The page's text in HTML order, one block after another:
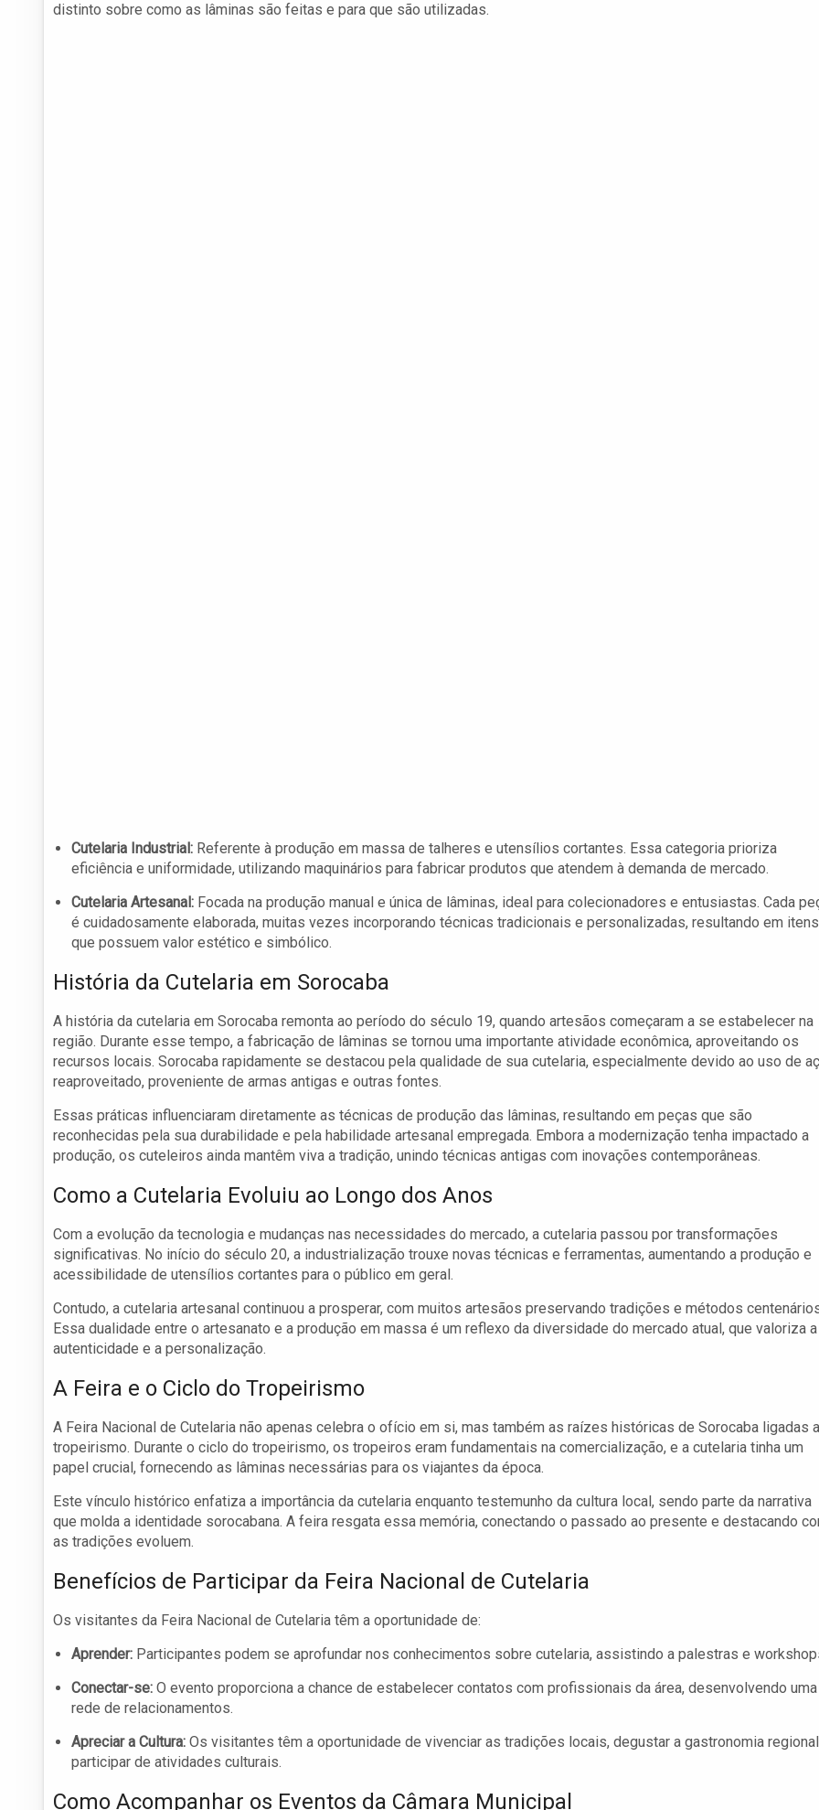
distinto sobre como as lâminas são feitas e para que são utilizadas.
Cutelaria Industrial: Referente à produção em massa de talheres e utensílios cortantes. Essa categoria prioriza
eficiência e uniformidade, utilizando maquinários para fabricar produtos que atendem à demanda de mercado.
Cutelaria Artesanal: Focada na produção manual e única de lâminas, ideal para colecionadores e entusiastas. Cada
é cuidadosamente elaborada, muitas vezes incorporando técnicas tradicionais e personalizadas, resultando em itens
que possuem valor estético e simbólico.
História da Cutelaria em Sorocaba
A história da cutelaria em Sorocaba remonta ao período do século 19, quando artesãos começaram a se estabelecer na
região. Durante esse tempo, a fabricação de lâminas se tornou uma importante atividade econômica, aproveitando os
recursos locais. Sorocaba rapidamente se destacou pela qualidade de sua cutelaria, especialmente devido ao uso de
reaproveitado, proveniente de armas antigas e outras fontes.
Essas práticas influenciaram diretamente as técnicas de produção das lâminas, resultando em peças que são
reconhecidas pela sua durabilidade e pela habilidade artesanal empregada. Embora a modernização tenha impactado a
produção, os cuteleiros ainda mantêm viva a tradição, unindo técnicas antigas com inovações contemporâneas.
Como a Cutelaria Evoluiu ao Longo dos Anos
Com a evolução da tecnologia e mudanças nas necessidades do mercado, a cutelaria passou por transformações
significativas. No início do século 20, a industrialização trouxe novas técnicas e ferramentas, aumentando a produção e
acessibilidade de utensílios cortantes para o público em geral.
Contudo, a cutelaria artesanal continuou a prosperar, com muitos artesãos preservando tradições e métodos
Essa dualidade entre o artesanato e a produção em massa é um reflexo da diversidade do mercado atual, que valoriza a
autenticidade e a personalização.
A Feira e o Ciclo do Tropeirismo
A Feira Nacional de Cutelaria não apenas celebra o ofício em si, mas também as raízes históricas de Sorocaba ligadas
tropeirismo. Durante o ciclo do tropeirismo, os tropeiros eram fundamentais na comercialização, e a cutelaria tinha um
papel crucial, fornecendo as lâminas necessárias para os viajantes da época.
Este vínculo histórico enfatiza a importância da cutelaria enquanto testemunho da cultura local, sendo parte da narrativa
que molda a identidade sorocabana. A feira resgata essa memória, conectando o passado ao presente e destacando
as tradições evoluem.
Benefícios de Participar da Feira Nacional de Cutelaria
Os visitantes da Feira Nacional de Cutelaria têm a oportunidade de:
Aprender: Participantes podem se aprofundar nos conhecimentos sobre cutelaria, assistindo a palestras e
Conectar-se: O evento proporciona a chance de estabelecer contatos com profissionais da área, desenvolvendo uma
rede de relacionamentos.
Apreciar a Cultura: Os visitantes têm a oportunidade de vivenciar as tradições locais, degustar a gastronomia
participar de atividades culturais.
Como Acompanhar os Eventos da Câmara Municipal